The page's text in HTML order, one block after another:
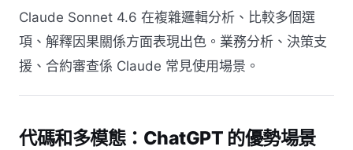
Claude Sonnet 4.6 在複雜邏輯分析、比較多個選
項、解釋因果關係方面表現出色。業務分析、決策支
援、合約審查係 Claude 常見使用場景。
代碼和多模態：ChatGPT 的優勢場景